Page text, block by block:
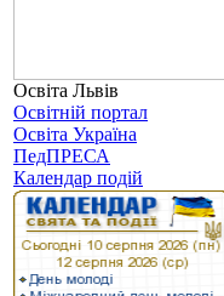
Освіта Львів
Освітній портал
Освіта Україна
ПедПРЕСА
Календар подій